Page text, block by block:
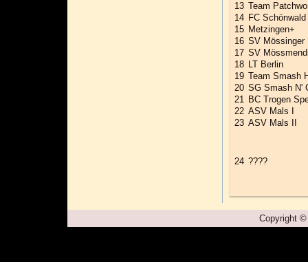
13 Team
14 FC Schönwald
15 Metzingen+
16 SV Mössinger
17 SV
18 LT Berlin
19 Team Smash
20 SG Smash N'
21 BC Trogen
22 ASV Mals I
23 ASV Mals II
24 ????
Copyright ©